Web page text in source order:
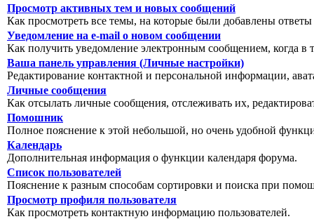
Просмотр активных тем и новых сообщений
Как просмотреть все темы, на которые были добавлены
Уведомление на е-mail о новом сообщении
Как получить уведомление электронным сообщением, когда в
Ваша панель управления (Личные настройки)
Редактирование контактной и персональной информации,
Личные сообщения
Как отсылать личные сообщения, отслеживать их,
Помошник
Полное пояснение к этой небольшой, но очень удобной
Календарь
Дополнительная информация о функции календаря форума.
Список пользователей
Пояснение к разным способам сортировки и поиска при
Просмотр профиля пользователя
Как просмотреть контактную информацию пользователей.